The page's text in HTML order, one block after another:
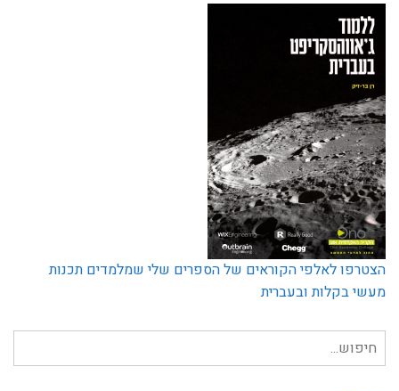
הצטרפו לאלפי הקוראים של הספרים שלי שמלמדים תכנות
מעשי בקלות ובעברית
חיפוש
עבור: